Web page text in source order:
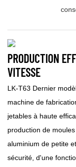
PRODUCTION
VITESSE
LK-T63 Dernier
machine de
jetables à haute
production de
aluminium de petite
sécurité, d'une